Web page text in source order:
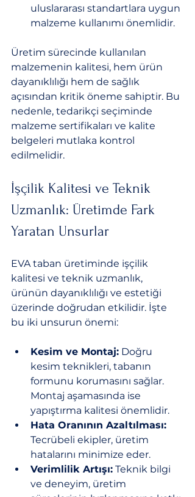
uluslararası standartlara uygun
malzeme kullanımı önemlidir.
Üretim sürecinde kullanılan
malzemenin kalitesi, hem ürün
dayanıklılığı hem de sağlık
açısından kritik öneme sahiptir. Bu
nedenle, tedarikçi seçiminde
malzeme sertifikaları ve kalite
belgeleri mutlaka kontrol
edilmelidir.
İşçilik Kalitesi ve Teknik
Uzmanlık: Üretimde Fark
Yaratan Unsurlar
EVA taban üretiminde işçilik
kalitesi ve teknik uzmanlık,
ürünün dayanıklılığı ve estetiği
üzerinde doğrudan etkilidir. İşte
bu iki unsurun önemi:
Kesim ve Montaj: Doğru
kesim teknikleri, tabanın
formunu korumasını sağlar.
Montaj aşamasında ise
yapıştırma kalitesi önemlidir.
Hata Oranının Azaltılması:
Tecrübeli ekipler, üretim
hatalarını minimize eder.
Verimlilik Artışı: Teknik bilgi
ve deneyim, üretim